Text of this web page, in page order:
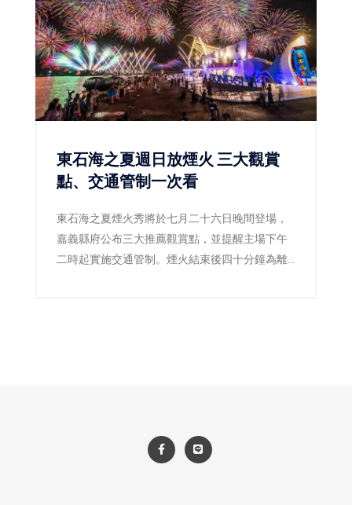
樂設施、親子互動體驗到台南特色美食一次串
聯，打造寓教於樂、吃住玩一站滿足的城市親子
假期。
東石海之夏週日放煙火 三大觀賞
點、交通管制一次看
東石海之夏煙火秀將於七月二十六日晚間登場，
嘉義縣府公布三大推薦觀賞點，並提醒主場下午
二時起實施交通管制。煙火結束後四十分鐘為離